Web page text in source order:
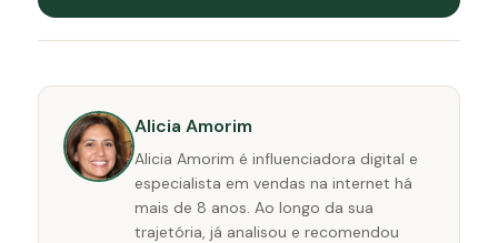
Alicia Amorim
Alicia Amorim é influenciadora digital e
especialista em vendas na internet há
mais de 8 anos. Ao longo da sua
trajetória, já analisou e recomendou